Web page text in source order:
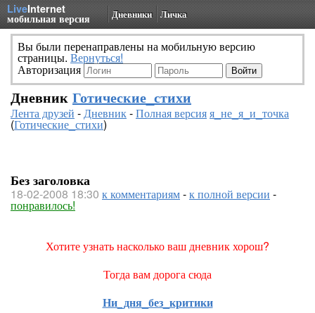
LiveInternet
мобильная версия Дневники Личка
Вы были перенаправлены на мобильную версию
страницы. Вернуться!
Авторизация
Дневник Готические_стихи
Лента друзей -Дневник-Полная версияя_не_я_и_точка
(Готические_стихи)
Без заголовка
18-02-2008 18:30 к комментариям-к полной версии -
понравилось!
Хотите узнать насколько ваш дневник хорош?
Тогда вам дорога сюда
Ни_дня_без_критики